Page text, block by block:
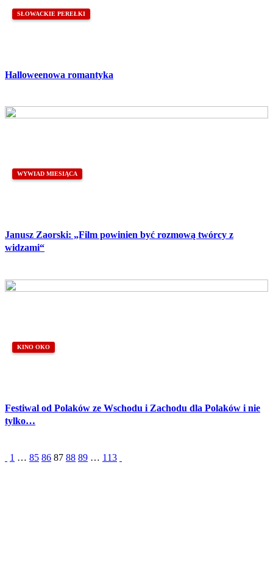
SŁOWACKIE PEREŁKI
Halloweenowa romantyka
WYWIAD MIESIĄCA
Janusz Zaorski: „Film powinien być rozmową twórcy z
widzami“
KINO OKO
Festiwal od Polaków ze Wschodu i Zachodu dla Polaków i nie
tylko…
1 … 85 86 87 88 89 … 113